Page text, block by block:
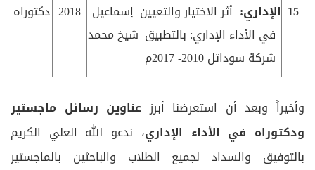
15 الإداري: أثر الاختيار والتعيين
في الأداء الإداري: بالتطبيق
شركة سوداتل 2010- 2017م
إسماعيل
شيخ محمد
2018 دكتوراه
وأخيراً وبعد أن استعرضنا أبرز عناوين رسائل ماجستير
ودكتوراه في الأداء الإداري، ندعو الله العلي الكريم
بالتوفيق والسداد لجميع الطلاب والباحثين بالماجستير